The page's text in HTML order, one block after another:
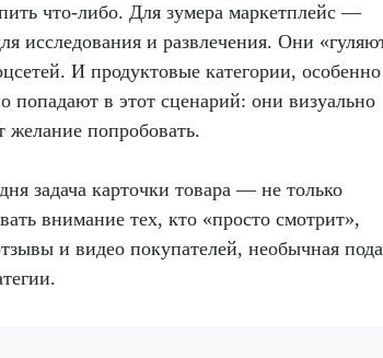
что-либо. Для зумера маркетплейс —
исследования и развлечения. Они
И продуктовые категории, особенно
попадают в этот сценарий: они визуально
попробовать.
задача карточки товара — не только
внимание тех, кто «просто смотрит»,
и видео покупателей, необычная